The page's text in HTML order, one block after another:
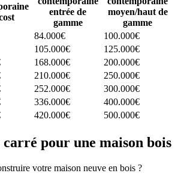
entrée de
gamme
moyen/haut de
gamme
84.000€
100.000€
105.000€
125.000€
168.000€
200.000€
210.000€
250.000€
252.000€
300.000€
336.000€
400.000€
420.000€ 500.000€
pour une maison bois
votre maison neuve en bois ?